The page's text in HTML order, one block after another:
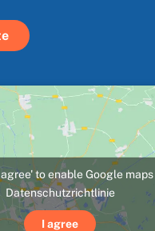
to enable Google maps
Datenschutzrichtlinie
I agree